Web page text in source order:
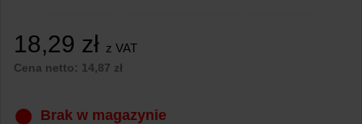
18,29 zł z VAT
Cena netto: 14,87 zł
Brak w magazynie